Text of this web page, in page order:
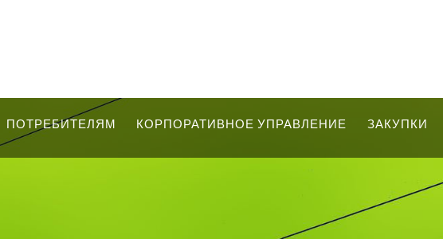
ПОТРЕБИТЕЛЯМ КОРПОРАТИВНОЕ УПРАВЛЕНИЕ ЗАКУПКИ